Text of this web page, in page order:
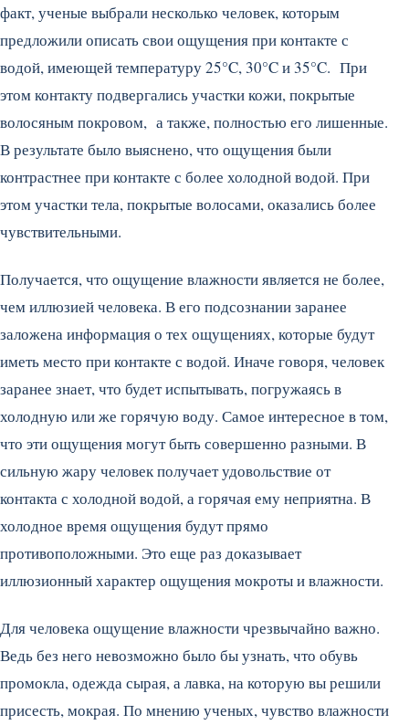
факт, ученые выбрали несколько человек, которым
предложили описать свои ощущения при контакте с
водой, имеющей температуру 25°C, 30°C и 35°C. При
этом контакту подвергались участки кожи, покрытые
волосяным покровом, а также, полностью его лишенные.
В результате было выяснено, что ощущения были
контрастнее при контакте с более холодной водой. При
этом участки тела, покрытые волосами, оказались более
чувствительными.
Получается, что ощущение влажности является не более,
чем иллюзией человека. В его подсознании заранее
заложена информация о тех ощущениях, которые будут
иметь место при контакте с водой. Иначе говоря, человек
заранее знает, что будет испытывать, погружаясь в
холодную или же горячую воду. Самое интересное в том,
что эти ощущения могут быть совершенно разными. В
сильную жару человек получает удовольствие от
контакта с холодной водой, а горячая ему неприятна. В
холодное время ощущения будут прямо
противоположными. Это еще раз доказывает
иллюзионный характер ощущения мокроты и влажности.
Для человека ощущение влажности чрезвычайно важно.
Ведь без него невозможно было бы узнать, что обувь
промокла, одежда сырая, а лавка, на которую вы решили
присесть, мокрая. По мнению ученых, чувство влажности